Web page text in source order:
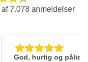
af 7.078 anmeldelser
God, hurtig og